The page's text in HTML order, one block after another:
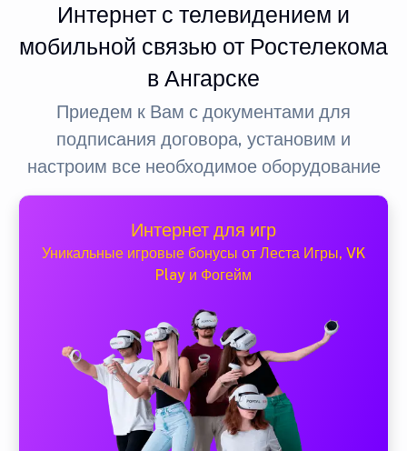
Интернет с телевидением и
мобильной связью от Ростелекома
в Ангарске
Приедем к Вам с документами для
подписания договора, установим и
настроим все необходимое оборудование
Интернет для игр
Уникальные игровые бонусы от Леста Игры, VK
Play и Фогейм